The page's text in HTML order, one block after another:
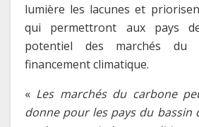
lumière les lacunes et
qui permettront aux pays
potentiel des marchés du
financement climatique.
« Les marchés du carbone
donne pour les pays du bassin